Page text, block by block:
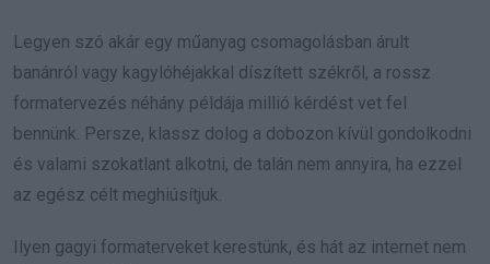
Legyen szó akár egy műanyag csomagolásban árult
banánról vagy kagylóhéjakkal díszített székről, a rossz
formatervezés néhány példája millió kérdést vet fel
bennünk. Persze, klassz dolog a dobozon kívül gondolkodni
és valami szokatlant alkotni, de talán nem annyira, ha ezzel
az egész célt meghiúsítjuk.
Ilyen gagyi formaterveket kerestünk, és hát az internet nem